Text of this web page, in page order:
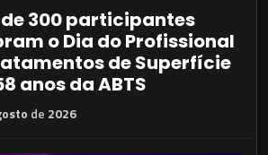
300 participantes
o Dia do Profissional
de Superfície
anos da ABTS
de 2026